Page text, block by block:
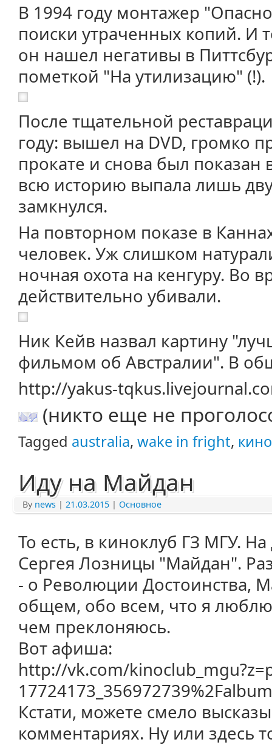
В 1994 году монтажер
поиски утраченных копий. И
он нашел негативы в
пометкой "На утилизацию" (!).
После тщательной
году: вышел на DVD, громко
прокате и снова был показан
всю историю выпала лишь
замкнулся.
На повторном показе в
человек. Уж слишком
ночная охота на кенгуру. Во
действительно убивали.
Ник Кейв назвал картину
фильмом об Австралии". В
http://yakus-
(никто еще не
Tagged australia, wake in fright, кино
Иду на Майдан
By news | 21.03.2015 | Основное
То есть, в киноклуб ГЗ МГУ.
Сергея Лозницы "Майдан".
- о Революции Достоинства,
общем, обо всем, что я
чем преклоняюсь.
Вот афиша:
http://vk.com/
Кстати, можете смело
комментариях. Ну или здесь